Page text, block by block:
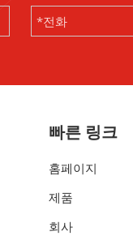
빠른 링크
홈페이지
제품
회사